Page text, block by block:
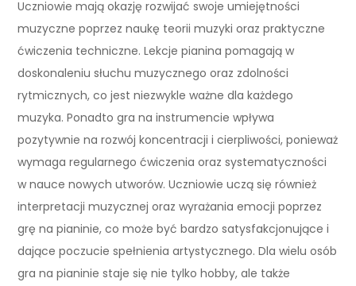
Uczniowie mają okazję rozwijać swoje umiejętności
muzyczne poprzez naukę teorii muzyki oraz praktyczne
ćwiczenia techniczne. Lekcje pianina pomagają w
doskonaleniu słuchu muzycznego oraz zdolności
rytmicznych, co jest niezwykle ważne dla każdego
muzyka. Ponadto gra na instrumencie wpływa
pozytywnie na rozwój koncentracji i cierpliwości, ponieważ
wymaga regularnego ćwiczenia oraz systematyczności
w nauce nowych utworów. Uczniowie uczą się również
interpretacji muzycznej oraz wyrażania emocji poprzez
grę na pianinie, co może być bardzo satysfakcjonujące i
dające poczucie spełnienia artystycznego. Dla wielu osób
gra na pianinie staje się nie tylko hobby, ale także